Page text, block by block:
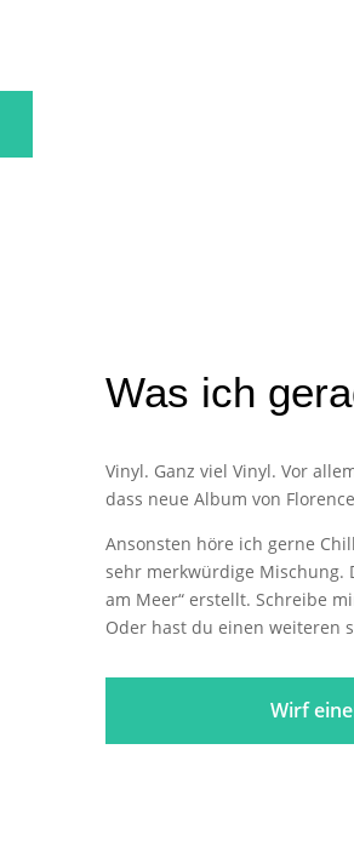
Was ich
Vinyl. Ganz viel Vinyl. Vor
dass neue Album von
Ansonsten höre ich gerne
sehr merkwürdige Mischung.
am Meer“ erstellt. Schreibe
Oder hast du einen weiteren
Wirf